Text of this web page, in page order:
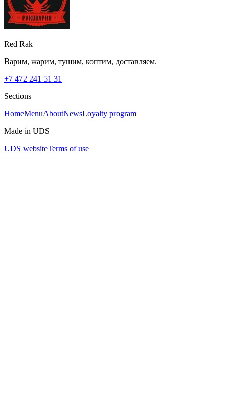
Red Rak
Варим, жарим, тушим, коптим, доставляем.
+7 472 241 51 31
Sections
HomeMenuAboutNewsLoyalty program
Made in UDS
UDS websiteTerms of use